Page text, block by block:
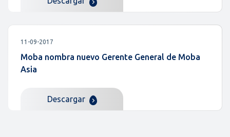
11-09-2017
Moba nombra nuevo Gerente General de Moba
Asia
Descargar